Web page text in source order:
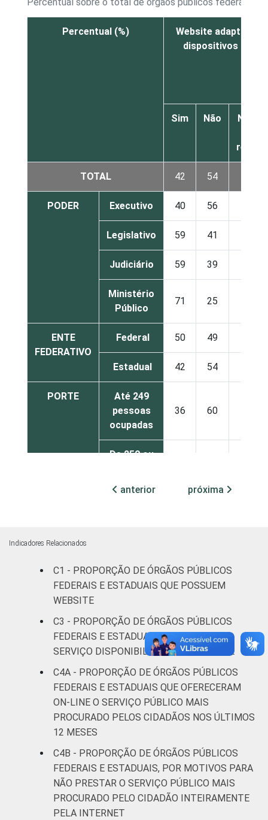
Percentual (%)
Website adaptado
dispositivos
Sim Não
Não
TOTAL 42 54
PODER Executivo 40 56
Legislativo 59 41
Judiciário 59 39
Ministério
Público
71 25
ENTE
FEDERATIVO
Federal 50 49
Estadual 42 54
PORTE
Até 249
pessoas
ocupadas
36 60
De 250 ou
pessoas
estaduais que declararam ter acesso à
múltiplas e estimuladas. Dados coletados
entre julho e outubro de 2015.
anterior próxima
Indicadores Relacionados
C1 - PROPORÇÃO DE ÓRGÃOS PÚBLICOS
FEDERAIS E ESTADUAIS QUE POSSUEM
WEBSITE
C3 - PROPORÇÃO DE ÓRGÃOS PÚBLICOS
FEDERAIS E ESTADUAIS, POR TIPO DE
SERVIÇO DISPONIBILIZADO NO WEBSITE
C4A - PROPORÇÃO DE ÓRGÃOS PÚBLICOS
FEDERAIS E ESTADUAIS QUE OFERECERAM
ON-LINE O SERVIÇO PÚBLICO MAIS
PROCURADO PELOS CIDADÃOS NOS ÚLTIMOS
12 MESES
C4B - PROPORÇÃO DE ÓRGÃOS PÚBLICOS
FEDERAIS E ESTADUAIS, POR MOTIVOS PARA
NÃO PRESTAR O SERVIÇO PÚBLICO MAIS
PROCURADO PELO CIDADÃO INTEIRAMENTE
PELA INTERNET